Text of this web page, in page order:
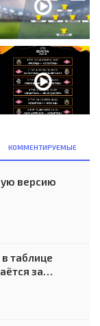
КОММЕНТИРУЕМЫЕ
версию
таблице
за